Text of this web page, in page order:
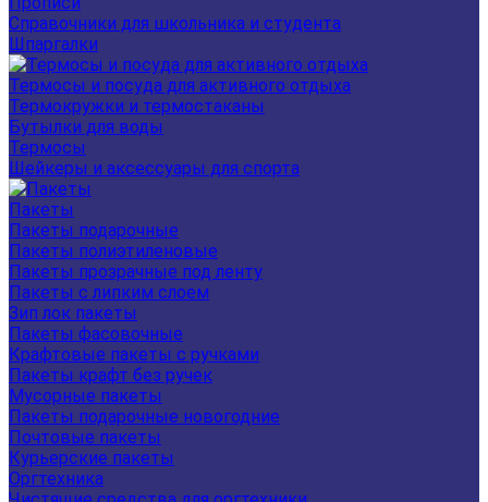
Справочники для школьника и студента
Шпаргалки
Термосы и посуда для активного отдыха
Термокружки и термостаканы
Бутылки для воды
Термосы
Шейкеры и аксессуары для спорта
Пакеты
Пакеты подарочные
Пакеты полиэтиленовые
Пакеты прозрачные под ленту
Пакеты с липким слоем
Зип лок пакеты
Пакеты фасовочные
Крафтовые пакеты с ручками
Пакеты крафт без ручек
Мусорные пакеты
Пакеты подарочные новогодние
Почтовые пакеты
Курьерские пакеты
Оргтехника